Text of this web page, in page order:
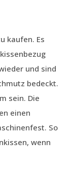
kaufen. Es
und sind
bedeckt.
sein. Die
einen
So
wenn